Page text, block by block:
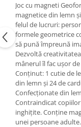
Joc cu magneti
magnetice din lemn
felul de lucruri:
formele geometrice
să pună împreună
Dezvoltă
mânerul îl fac ușor
Conținut: 1 cutie de
din lemn și 24 de
Confecționate din
Contraindicat
inghițite. Conține
unei persoane